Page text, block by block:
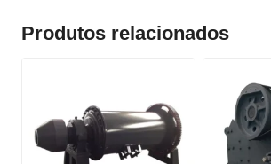
Produtos relacionados